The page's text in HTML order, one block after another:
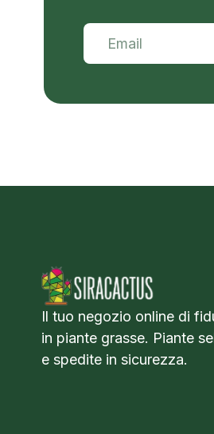
Il tuo negozio online di
in piante grasse. Piante
e spedite in sicurezza.